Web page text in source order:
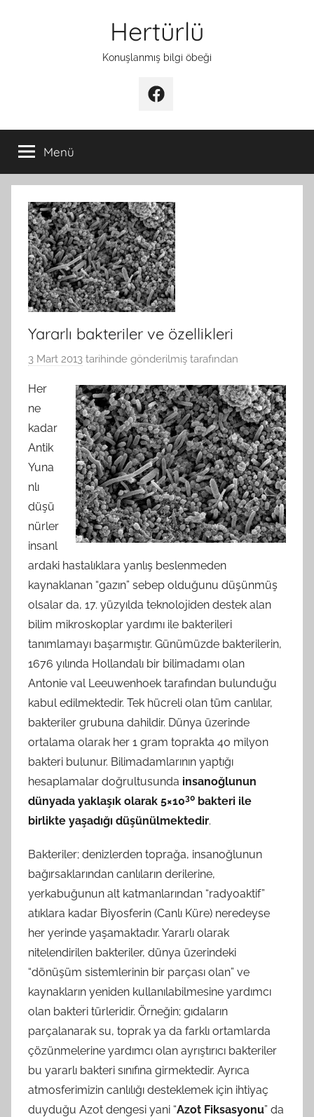
Hertürlü
Konuşlanmış bilgi öbeği
Facebook
Menü
Yararlı bakteriler ve özellikleri
3 Mart 2013 tarihinde gönderilmiş tarafından
Her
ne
kadar
Antik
Yuna
nlı
düşü
nürler
insanl
ardaki hastalıklara yanlış beslenmeden
kaynaklanan “gazın” sebep olduğunu düşünmüş
olsalar da, 17. yüzyılda teknolojiden destek alan
bilim mikroskoplar yardımı ile bakterileri
tanımlamayı başarmıştır. Günümüzde bakterilerin,
1676 yılında Hollandalı bir bilimadamı olan
Antonie val Leeuwenhoek tarafından bulunduğu
kabul edilmektedir. Tek hücreli olan tüm canlılar,
bakteriler grubuna dahildir. Dünya üzerinde
ortalama olarak her 1 gram toprakta 40 milyon
bakteri bulunur. Bilimadamlarının yaptığı
hesaplamalar doğrultusunda insanoğlunun
dünyada yaklaşık olarak 5×1030 bakteri ile
birlikte yaşadığı düşünülmektedir.
Bakteriler; denizlerden toprağa, insanoğlunun
bağırsaklarından canlıların derilerine,
yerkabuğunun alt katmanlarından “radyoaktif”
atıklara kadar Biyosferin (Canlı Küre) neredeyse
her yerinde yaşamaktadır. Yararlı olarak
nitelendirilen bakteriler, dünya üzerindeki
“dönüşüm sistemlerinin bir parçası olan” ve
kaynakların yeniden kullanılabilmesine yardımcı
olan bakteri türleridir. Örneğin; gıdaların
parçalanarak su, toprak ya da farklı ortamlarda
çözünmelerine yardımcı olan ayrıştırıcı bakteriler
bu yararlı bakteri sınıfına girmektedir. Ayrıca
atmosferimizin canlılığı desteklemek için ihtiyaç
duyduğu Azot dengesi yani “Azot Fiksasyonu” da